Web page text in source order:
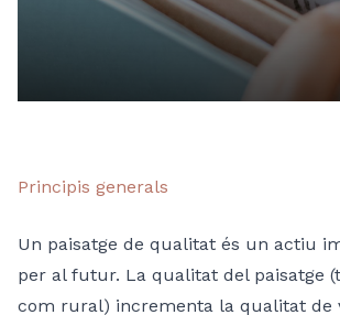
Principis generals
Un paisatge de qualitat és un actiu
per al futur. La qualitat del paisatge
com rural) incrementa la qualitat de